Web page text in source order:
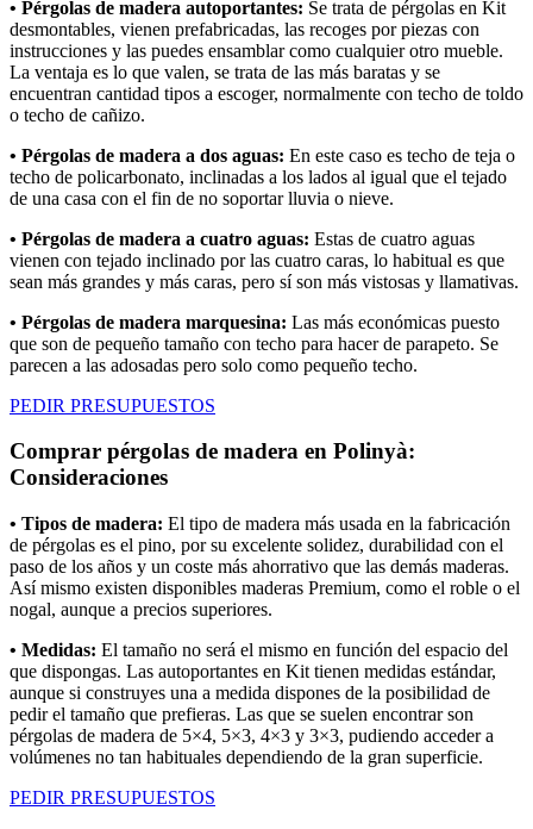
• Pérgolas de madera autoportantes: Se trata de pérgolas en Kit
desmontables, vienen prefabricadas, las recoges por piezas con
instrucciones y las puedes ensamblar como cualquier otro mueble.
La ventaja es lo que valen, se trata de las más baratas y se
encuentran cantidad tipos a escoger, normalmente con techo de toldo
o techo de cañizo.
• Pérgolas de madera a dos aguas: En este caso es techo de teja o
techo de policarbonato, inclinadas a los lados al igual que el tejado
de una casa con el fin de no soportar lluvia o nieve.
• Pérgolas de madera a cuatro aguas: Estas de cuatro aguas
vienen con tejado inclinado por las cuatro caras, lo habitual es que
sean más grandes y más caras, pero sí son más vistosas y llamativas.
• Pérgolas de madera marquesina: Las más económicas puesto
que son de pequeño tamaño con techo para hacer de parapeto. Se
parecen a las adosadas pero solo como pequeño techo.
PEDIR PRESUPUESTOS
Comprar pérgolas de madera en Polinyà:
Consideraciones
• Tipos de madera: El tipo de madera más usada en la fabricación
de pérgolas es el pino, por su excelente solidez, durabilidad con el
paso de los años y un coste más ahorrativo que las demás maderas.
Así mismo existen disponibles maderas Premium, como el roble o el
nogal, aunque a precios superiores.
• Medidas: El tamaño no será el mismo en función del espacio del
que dispongas. Las autoportantes en Kit tienen medidas estándar,
aunque si construyes una a medida dispones de la posibilidad de
pedir el tamaño que prefieras. Las que se suelen encontrar son
pérgolas de madera de 5×4, 5×3, 4×3 y 3×3, pudiendo acceder a
volúmenes no tan habituales dependiendo de la gran superficie.
PEDIR PRESUPUESTOS